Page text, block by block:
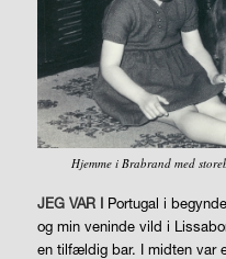
Hjemme i Brabrand med
JEG VAR IPortugal i
og min veninde vild i
en tilfældig bar. I midten var